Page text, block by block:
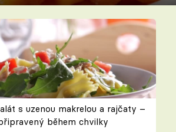
s uzenou makrelou a rajčaty –
během chvilky